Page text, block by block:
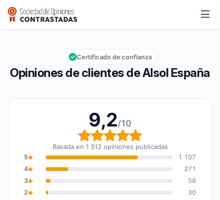
Alsol España
Calificación global: 9,2 de 10
9,2/10
Opiniones de clientes de Alsol España
Certificado de confianza
9,2/10
Calificación global: 9,2
Basada en 1 512 opiniones publicadas
5
1 107
4
271
3
58
2
30